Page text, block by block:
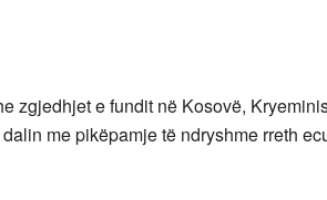
zgjedhjet e fundit në Kosovë,
me pikëpamje të ndryshme rreth